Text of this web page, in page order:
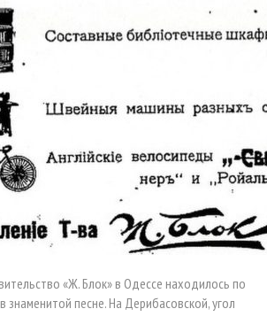
«Ж. Блок» в Одессе находилось по
знаменитой песне. На Дерибасовской, угол